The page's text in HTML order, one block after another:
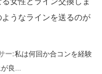
うなラインを送るのが
ー:私は何回か合コンを経験
良...